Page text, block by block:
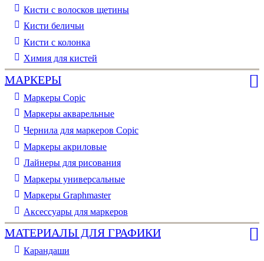
Кисти с волосков щетины
Кисти беличьи
Кисти с колонка
Химия для кистей
МАРКЕРЫ
Маркеры Copic
Маркеры акварельные
Чернила для маркеров Copic
Маркеры акриловые
Лайнеры для рисования
Маркеры универсальные
Маркеры Graphmaster
Аксессуары для маркеров
МАТЕРИАЛЫ ДЛЯ ГРАФИКИ
Карандаши